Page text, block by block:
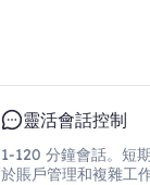
靈活會話控制
1-120 分鐘會話。短
於賬戶管理和複雜工